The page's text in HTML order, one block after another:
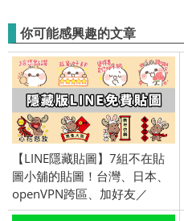
你可能感興趣的文章
【LINE隱藏貼圖】7組不在貼
圖小舖的貼圖！台灣、日本、
openVPN跨區、加好友／
2023/01/25